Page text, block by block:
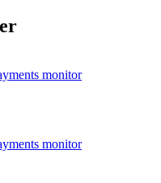
monitor
monitor